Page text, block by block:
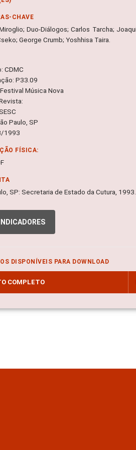
CHAVE
Duo-Diálogos; Carlos Tarcha;
George Crumb; Yoshhisa Taira.
CDMC
P33.09
Música Nova
Paulo, SP
1993
FÍSICA:
SP: Secretaria de Estado da Cutura, 1993.
INDICADORES
DISPONÍVEIS PARA DOWNLOAD
COMPLETO